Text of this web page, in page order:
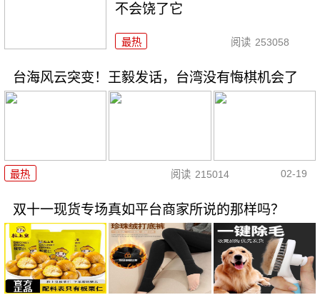
不会饶了它
最热 阅读 253058
台海风云突变！王毅发话，台湾没有悔棋机会了
最热 阅读 215014 02-19
双十一现货专场真如平台商家所说的那样吗？